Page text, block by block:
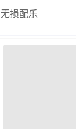
无损配乐